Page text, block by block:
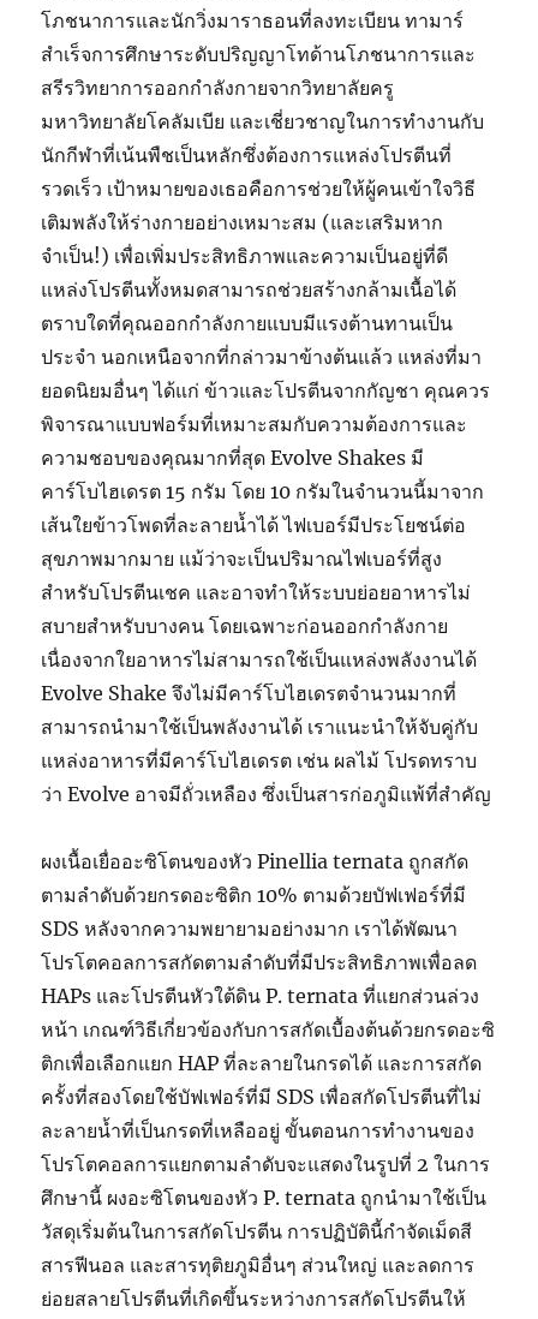
โภชนาการและนักวิ่งมาราธอนที่ลงทะเบียน ทามาร์
สำเร็จการศึกษาระดับปริญญาโทด้านโภชนาการและ
สรีรวิทยาการออกกำลังกายจากวิทยาลัยครู
มหาวิทยาลัยโคลัมเบีย และเชี่ยวชาญในการทำงานกับ
นักกีฬาที่เน้นพืชเป็นหลักซึ่งต้องการแหล่งโปรตีนที่
รวดเร็ว เป้าหมายของเธอคือการช่วยให้ผู้คนเข้าใจวิธี
เติมพลังให้ร่างกายอย่างเหมาะสม (และเสริมหาก
จำเป็น!) เพื่อเพิ่มประสิทธิภาพและความเป็นอยู่ที่ดี
แหล่งโปรตีนทั้งหมดสามารถช่วยสร้างกล้ามเนื้อได้
ตราบใดที่คุณออกกำลังกายแบบมีแรงต้านทานเป็น
ประจำ นอกเหนือจากที่กล่าวมาข้างต้นแล้ว แหล่งที่มา
ยอดนิยมอื่นๆ ได้แก่ ข้าวและโปรตีนจากกัญชา คุณควร
พิจารณาแบบฟอร์มที่เหมาะสมกับความต้องการและ
ความชอบของคุณมากที่สุด Evolve Shakes มี
คาร์โบไฮเดรต 15 กรัม โดย 10 กรัมในจำนวนนี้มาจาก
เส้นใยข้าวโพดที่ละลายน้ำได้ ไฟเบอร์มีประโยชน์ต่อ
สุขภาพมากมาย แม้ว่าจะเป็นปริมาณไฟเบอร์ที่สูง
สำหรับโปรตีนเชค และอาจทำให้ระบบย่อยอาหารไม่
สบายสำหรับบางคน โดยเฉพาะก่อนออกกำลังกาย
เนื่องจากใยอาหารไม่สามารถใช้เป็นแหล่งพลังงานได้
Evolve Shake จึงไม่มีคาร์โบไฮเดรตจำนวนมากที่
สามารถนำมาใช้เป็นพลังงานได้ เราแนะนำให้จับคู่กับ
แหล่งอาหารที่มีคาร์โบไฮเดรต เช่น ผลไม้ โปรดทราบ
ว่า Evolve อาจมีถั่วเหลือง ซึ่งเป็นสารก่อภูมิแพ้ที่สำคัญ
ผงเนื้อเยื่ออะซิโตนของหัว Pinellia ternata ถูกสกัด
ตามลำดับด้วยกรดอะซิติก 10% ตามด้วยบัฟเฟอร์ที่มี
SDS หลังจากความพยายามอย่างมาก เราได้พัฒนา
โปรโตคอลการสกัดตามลำดับที่มีประสิทธิภาพเพื่อลด
HAPs และโปรตีนหัวใต้ดิน P. ternata ที่แยกส่วนล่วง
หน้า เกณฑ์วิธีเกี่ยวข้องกับการสกัดเบื้องต้นด้วยกรดอะซิ
ติกเพื่อเลือกแยก HAP ที่ละลายในกรดได้ และการสกัด
ครั้งที่สองโดยใช้บัฟเฟอร์ที่มี SDS เพื่อสกัดโปรตีนที่ไม่
ละลายน้ำที่เป็นกรดที่เหลืออยู่ ขั้นตอนการทำงานของ
โปรโตคอลการแยกตามลำดับจะแสดงในรูปที่ 2 ในการ
ศึกษานี้ ผงอะซิโตนของหัว P. ternata ถูกนำมาใช้เป็น
วัสดุเริ่มต้นในการสกัดโปรตีน การปฏิบัตินี้กำจัดเม็ดสี
สารฟีนอล และสารทุติยภูมิอื่นๆ ส่วนใหญ่ และลดการ
ย่อยสลายโปรตีนที่เกิดขึ้นระหว่างการสกัดโปรตีนให้